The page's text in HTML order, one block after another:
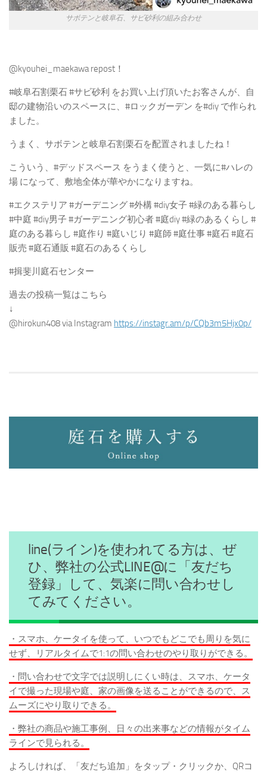
サボテンと岐阜石、サビ砂利の組み合わせ
@kyouhei_maekawa repost！
#岐阜石割栗石 #サビ砂利 をお買い上げ頂いたお客さんが、自
邸の建物沿いのスペースに、#ロックガーデン を#diy で作られ
ました。
うまく、サボテンと岐阜石割栗石を配置されましたね！
こういう、#デッドスペース をうまく使うと、一気に#ハレの
場 になって、敷地全体が華やかになりますね。
#エクステリア #ガーデニング #外構 #diy女子 #緑のある暮らし
#中庭 #diy男子 #ガーデニング初心者 #庭diy #緑のあるくらし #
庭のある暮らし #庭作り #庭いじり #庭師 #庭仕事 #庭石 #庭石
販売 #庭石通販 #庭石のあるくらし
#揖斐川庭石センター
過去の投稿一覧はこちら
↓
@hirokun408 via Instagram https://instagr.am/p/CQb3m5Hjx0p/
line(ライン)を使われてる方は、ぜ
ひ、弊社の公式LINE@に「友だち
登録」して、気楽に問い合わせし
てみてください。
・スマホ、ケータイを使って、いつでもどこでも周りを気に
せず、リアルタイムで1:1の問い合わせのやり取りができる。
・問い合わせで文字では説明しにくい時は、スマホ、ケータ
イで撮った現場や庭、家の画像を送ることができるので、ス
ムーズにやり取りできる。
・弊社の商品や施工事例、日々の出来事などの情報がタイム
ラインで見られる。
よろしければ、「友だち追加」をタップ・クリックか、QRコ